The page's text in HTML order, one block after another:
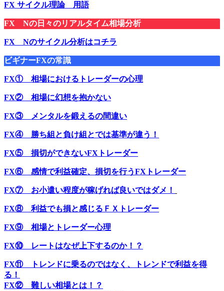
FX サイクル理論 用語
FX Nの日々のリアルタイム相場分析
FX Nのサイクル分析はコチラ
ビギナーFXの常識
FX① 相場におけるトレーダーの心理
FX② 相場に幻想を抱かない
FX③ メンタルを鍛えるの間違い
FX④ 勝ち組と負け組とでは基準が違う！
FX⑤ 損切ができないFXトレーダー
FX⑥ 感情で利益確定、損切を行うFXトレーダー
FX⑦ お小遣い程度が稼げれば良いではダメ！
FX⑧ 利益でも損と感じるＦＸトレーダー
FX⑨ 相場とトレーダー心理
FX⑩ レートはなぜ上下するのか！？
FX⑪ トレンドに乗るのではなく、トレンドで利益を得
る！
FX⑫ 難しい相場とは！？